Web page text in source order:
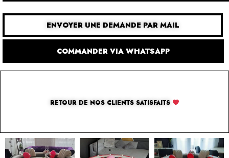
ENVOYER UNE DEMANDE PAR MAIL
COMMANDER VIA WHATSAPP
RETOUR DE NOS CLIENTS SATISFAITS